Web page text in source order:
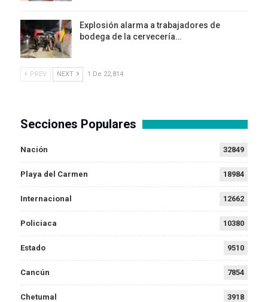
Explosión alarma a trabajadores de
bodega de la cervecería…
PREV NEXT 1 De 22,814
Secciones Populares
Nación 32849
Playa del Carmen 18984
Internacional 12662
Policiaca 10380
Estado 9510
Cancún 7854
Chetumal 3918